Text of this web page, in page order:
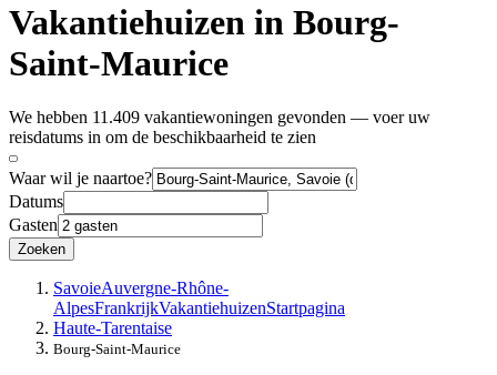
Vakantiehuizen in Bourg-
Saint-Maurice
We hebben 11.409 vakantiewoningen gevonden — voer uw
reisdatums in om de beschikbaarheid te zien
Waar wil je naartoe?
Datums
Gasten
Zoeken
SavoieAuvergne-Rhône-
AlpesFrankrijkVakantiehuizenStartpagina
Haute-Tarentaise
Bourg-Saint-Maurice